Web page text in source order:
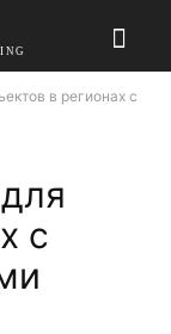
в регионах с
с